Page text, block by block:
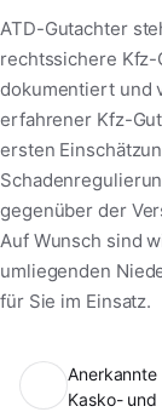
ATD-Gutachter
rechtssichere
dokumentiert und
erfahrener Kfz-
ersten
gegenüber der
Auf Wunsch sind
umliegenden
für Sie im Einsatz.
Kasko-